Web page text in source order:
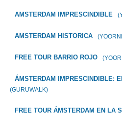
AMSTERDAM IMPRESCINDIBLE
AMSTERDAM HISTORICA
FREE TOUR BARRIO ROJO
ÁMSTERDAM IMPRESCINDIBLE:
(GURUWALK)
FREE TOUR ÁMSTERDAM EN LA